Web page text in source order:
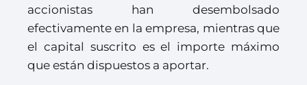
accionistas han desembolsado
efectivamente en la empresa, mientras que
el capital suscrito es el importe máximo
que están dispuestos a aportar.